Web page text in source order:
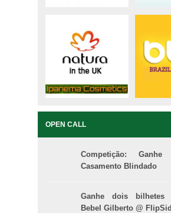
OPEN CALL
Competição:
Casamento Blindado
Ganhe dois bilhetes
Bebel Gilberto @